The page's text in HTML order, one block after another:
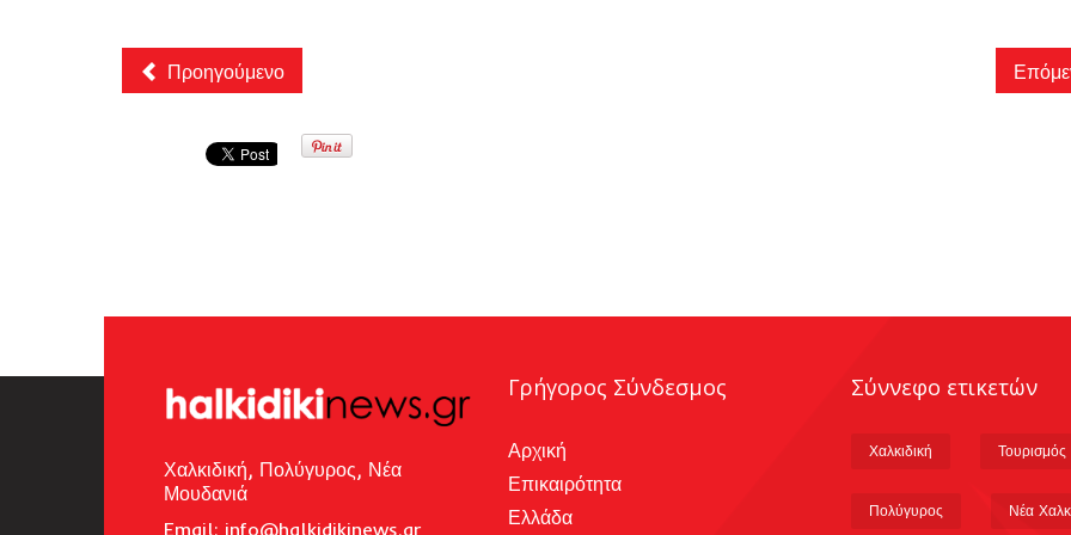
Προηγούμενο
Χαλκιδική, Πολύγυρος, Νέα
Μουδανιά
Email: info@halkidikinews.gr
Γρήγορος Σύνδεσμος
Αρχική
Επικαιρότητα
Ελλάδα
Σύννεφο ετικετών
Χαλκιδική Τουρισμός
Πολύγυρος Νέα